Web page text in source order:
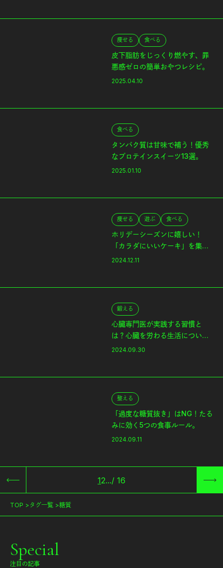
痩せる 食べる
皮下脂肪をじっくり燃やす、罪
悪感ゼロの簡単おやつレシピ。
2025.04.10
食べる
タンパク質は甘味で補う！優秀
なプロテインスイーツ13選。
2025.01.10
痩せる 遊ぶ 食べる
ホリデーシーズンに嬉しい！
「カラダにいいケーキ」を集め
ました。
2024.12.11
鍛える
心臓専門医が実践する習慣と
は？心臓を労わる生活について
聞く。
2024.09.30
整える
「過度な糖質抜き」はNG！たる
みに効く5つの食事ルール。
2024.09.11
12.../ 16
TOP タグ一覧 糖質
Special
注目の記事